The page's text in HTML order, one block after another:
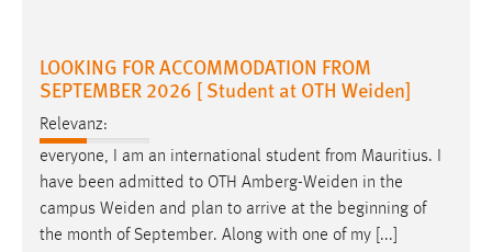
LOOKING FOR ACCOMMODATION FROM
SEPTEMBER 2026 [ Student at OTH Weiden]
Relevanz:
everyone, I am an international student from Mauritius. I
have been admitted to OTH Amberg-Weiden in the
campus Weiden and plan to arrive at the beginning of
the month of September. Along with one of my [...]